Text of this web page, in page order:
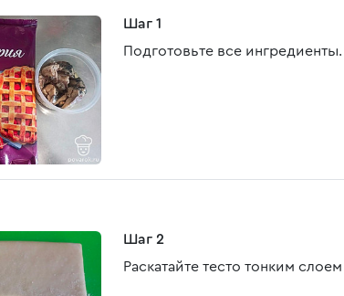
Шаг 1
Подготовьте все
Шаг 2
Раскатайте тесто тонким